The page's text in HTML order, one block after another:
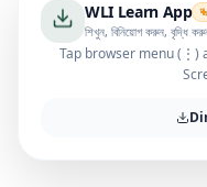
WLI Learn App
শিখুন, বিনিয়োগ করুন, বৃদ্ধি
Tap browser menu (⋮)